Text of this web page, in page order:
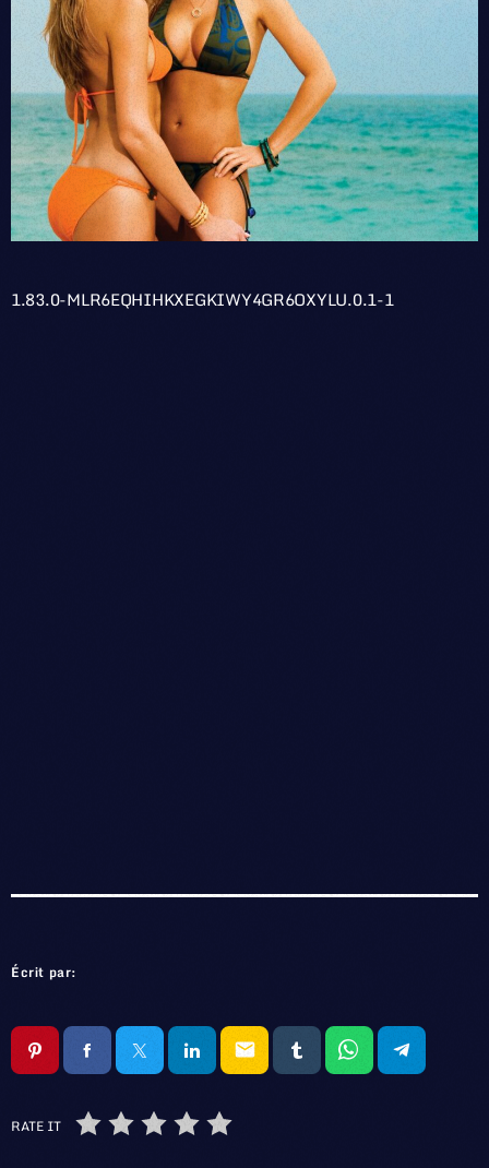
1.83.0-MLR6EQHIHKXEGKIWY4GR6OXYLU.0.1-1
Écrit par:
email
RATE IT